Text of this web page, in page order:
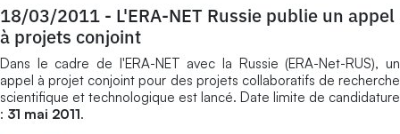
18/03/2011 - L'ERA-NET Russie publie un appel
à projets conjoint
Dans le cadre de l'ERA-NET avec la Russie (ERA-Net-RUS), un
appel à projet conjoint pour des projets collaboratifs de recherche
scientifique et technologique est lancé. Date limite de candidature
: 31 mai 2011.